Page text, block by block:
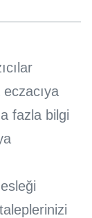
fazla bilgi